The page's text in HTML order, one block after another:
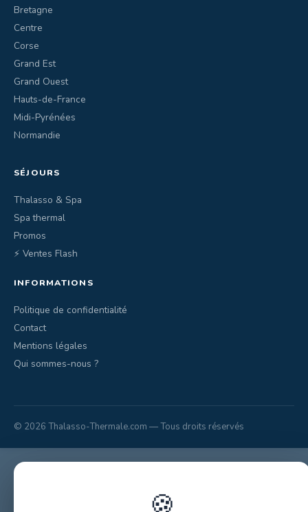
Bretagne
Centre
Corse
Grand Est
Grand Ouest
Hauts-de-France
Midi-Pyrénées
Normandie
SÉJOURS
Thalasso & Spa
Spa thermal
Promos
⚡ Ventes Flash
INFORMATIONS
Politique de confidentialité
Contact
Mentions légales
Qui sommes-nous ?
© 2026 Thalasso-Thermale.com — Tous droits réservés